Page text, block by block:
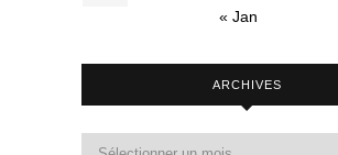
« Jan
ARCHIVES